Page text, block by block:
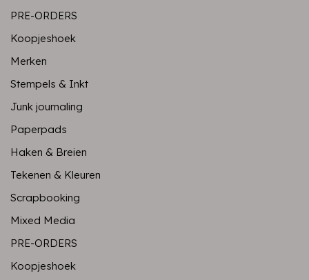
PRE-ORDERS
Koopjeshoek
Merken
Stempels & Inkt
Junk journaling
Paperpads
Haken & Breien
Tekenen & Kleuren
Scrapbooking
Mixed Media
PRE-ORDERS
Koopjeshoek